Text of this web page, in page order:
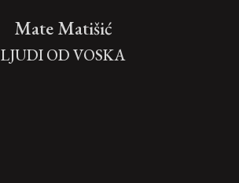
Mate Matišić
LJUDI OD VOSKA